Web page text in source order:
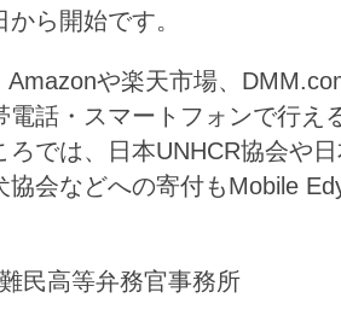
ら開始です。
Amazonや楽天市場、
電話・スマートフォンで行え
ろでは、日本UNHCR協会や
協会などへの寄付もMobile
民高等弁務官事務所